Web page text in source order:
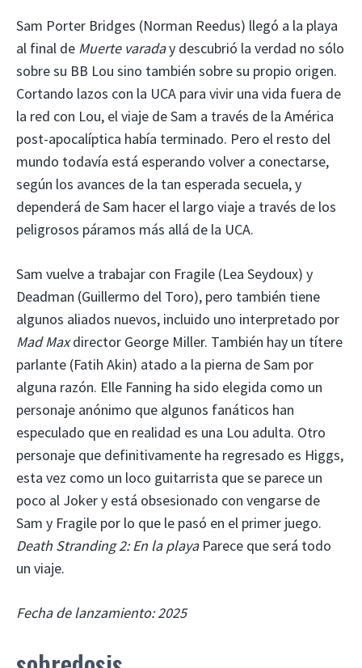
Sam Porter Bridges (Norman Reedus) llegó a la playa
al final de Muerte varaday descubrió la verdad no sólo
sobre su BB Lou sino también sobre su propio origen.
Cortando lazos con la UCA para vivir una vida fuera de
la red con Lou, el viaje de Sam a través de la América
post-apocalíptica había terminado. Pero el resto del
mundo todavía está esperando volver a conectarse,
según los avances de la tan esperada secuela, y
dependerá de Sam hacer el largo viaje a través de los
peligrosos páramos más allá de la UCA.
Sam vuelve a trabajar con Fragile (Lea Seydoux) y
Deadman (Guillermo del Toro), pero también tiene
algunos aliados nuevos, incluido uno interpretado por
Mad Maxdirector George Miller. También hay un títere
parlante (Fatih Akin) atado a la pierna de Sam por
alguna razón. Elle Fanning ha sido elegida como un
personaje anónimo que algunos fanáticos han
especulado que en realidad es una Lou adulta. Otro
personaje que definitivamente ha regresado es Higgs,
esta vez como un loco guitarrista que se parece un
poco al Joker y está obsesionado con vengarse de
Sam y Fragile por lo que le pasó en el primer juego.
Death Stranding 2: En la playaParece que será todo
un viaje.
Fecha de lanzamiento: 2025